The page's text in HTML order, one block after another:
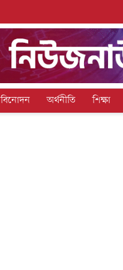
বিনোদন অর্থনীতি শিক্ষা